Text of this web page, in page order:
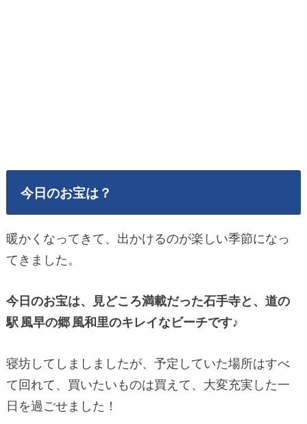
今日のお宝は？
暖かくなってきて、出かけるのが楽しい季節になっ
てきました。
今日のお宝は、見どころ満載だった石手寺と、道の
駅 風早の郷 風和里のキレイなビーチです♪
寝坊してしましましたが、予定していた場所はすべ
て回れて、買いたいものは買えて、大変充実した一
日を過ごせました！